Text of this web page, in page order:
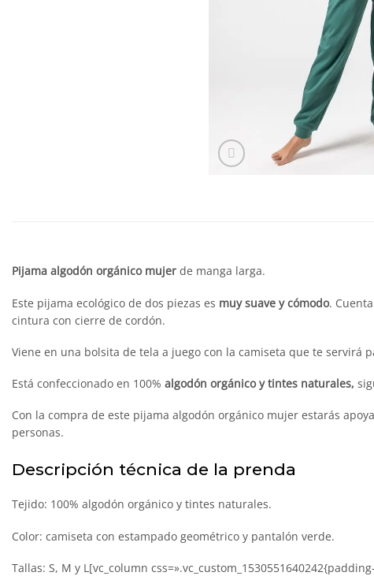
Pijama algodón orgánicomujer de manga larga.
Este pijama ecológico de dos piezas es muy suave y cómodo.
cintura con cierre de cordón.
Viene en una bolsita de tela a juego con la camiseta que te
Está confeccionado en 100% algodón orgánico y tintes naturales,
Con la compra de este pijama algodón orgánico mujer estarás
personas.
Descripción técnica de la prenda
Tejido: 100% algodón orgánico y tintes naturales.
Color: camiseta con estampado geométrico y pantalón verde.
Tallas: S, M y L[vc_column